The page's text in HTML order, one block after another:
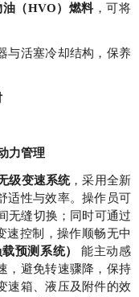
油（HVO）燃料，可将
与活塞冷却结构，保养
力管理
级变速系统，采用全新
适性与效率。操作员可
无缝切换；同时可通过
速控制，操作顺畅无中
预测系统）
能主动感
，避免转速骤降，保持
速箱、液压及附件的效